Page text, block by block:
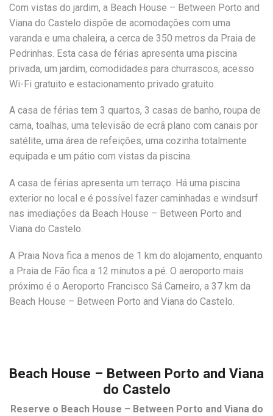
Com vistas do jardim, a Beach House – Between Porto and
Viana do Castelo dispõe de acomodações com uma
varanda e uma chaleira, a cerca de 350 metros da Praia de
Pedrinhas. Esta casa de férias apresenta uma piscina
privada, um jardim, comodidades para churrascos, acesso
Wi-Fi gratuito e estacionamento privado gratuito.
A casa de férias tem 3 quartos, 3 casas de banho, roupa de
cama, toalhas, uma televisão de ecrã plano com canais por
satélite, uma área de refeições, uma cozinha totalmente
equipada e um pátio com vistas da piscina.
A casa de férias apresenta um terraço. Há uma piscina
exterior no local e é possível fazer caminhadas e windsurf
nas imediações da Beach House – Between Porto and
Viana do Castelo.
A Praia Nova fica a menos de 1 km do alojamento, enquanto
a Praia de Fão fica a 12 minutos a pé. O aeroporto mais
próximo é o Aeroporto Francisco Sá Carneiro, a 37 km da
Beach House – Between Porto and Viana do Castelo.
Beach House – Between Porto and Viana
do Castelo
Reserve o Beach House – Between Porto and Viana do